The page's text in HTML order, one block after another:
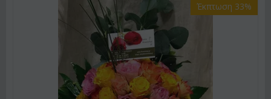
Έκπτωση 33%